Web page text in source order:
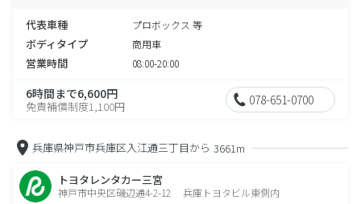
代表車種 プロボックス 等
ボディタイプ 商用車
営業時間 08:00-20:00
6時間まで6,600円
免責補償制度1,100円 078-651-0700
兵庫県神戸市兵庫区入江通三丁目から 3661m
トヨタレンタカー三宮
神戸市中央区磯辺通4-2-12 兵庫トヨタビル東側内